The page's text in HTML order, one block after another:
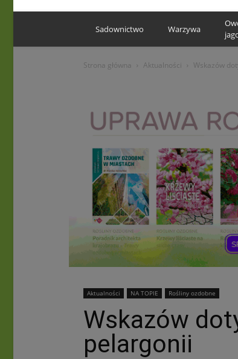
Sadownictwo Warzywa
Strona główna Aktualności Wskazów
Aktualności NA TOPIE Rośliny ozdobne
Wskazów
pelargonii